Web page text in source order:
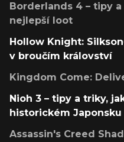
Borderlands 4 – tipy
nejlepší loot
Hollow Knight:
v broučím království
Kingdom Come:
Nioh 3 – tipy a triky,
historickém Japonsku
Assassin's Creed